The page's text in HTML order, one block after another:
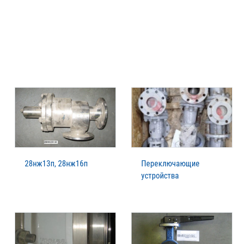
28нж13п, 28нж16п
Переключающие
устройства